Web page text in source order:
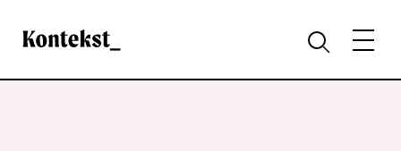
Kontekst
SØKMENY